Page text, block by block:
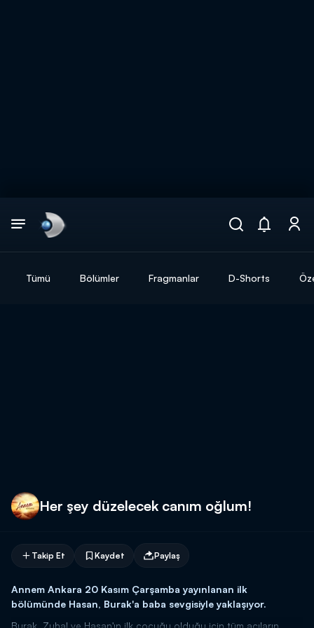
Tümü Bölümler Fragmanlar D-Shorts
Her şey düzelecek canım oğlum!
Takip Et Kaydet Paylaş
Annem Ankara 20 Kasım Çarşamba yayınlanan ilk
bölümünde Hasan, Burak'a baba sevgisiyle yaklaşıyor.
Burak, Zuhal ve Hasan'ın ilk çocuğu olduğu için tüm acıların